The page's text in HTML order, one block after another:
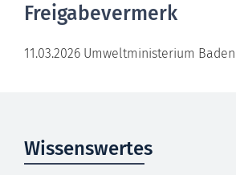
Freigabevermerk
11.03.2026 Umweltministerium
Wissenswertes